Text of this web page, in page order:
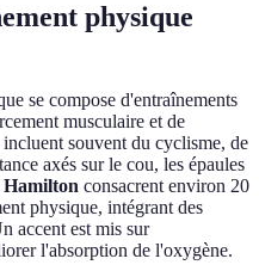
physique
se compose d'entraînements
musculaire et de
souvent du cyclisme, de
axés sur le cou, les épaules
consacrent environ 20
physique, intégrant des
accent est mis sur
l'absorption de l'oxygène.